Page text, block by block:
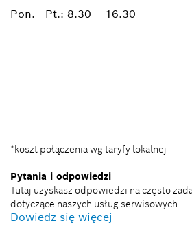
Pon. - Pt.: 8.30 – 16.30
*koszt połączenia wg taryfy lokalnej
Pytania i odpowiedzi
Tutaj uzyskasz odpowiedzi na często
dotyczące naszych usług serwisowych.
Dowiedz się więcej